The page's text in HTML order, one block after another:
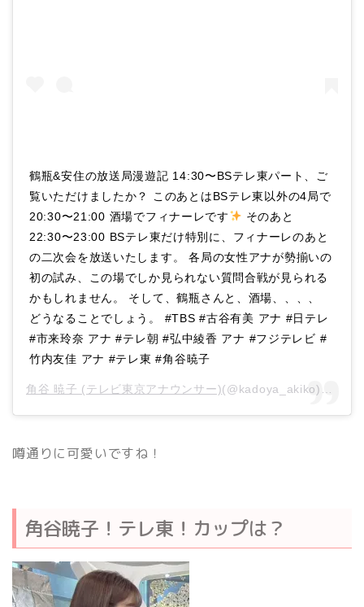
鶴瓶&安住の放送局漫遊記 14:30〜BSテレ東パート、ご
覧いただけましたか？ このあとはBSテレ東以外の4局で
20:30〜21:00 酒場でフィナーレです
そのあと
22:30〜23:00 BSテレ東だけ特別に、フィナーレのあと
の二次会を放送いたします。 各局の女性アナが勢揃いの
初の試み、この場でしか見られない質問合戦が見られる
かもしれません。 そして、鶴瓶さんと、酒場、、、、
どうなることでしょう。 #TBS #古谷有美 アナ #日テレ
#市来玲奈 アナ #テレ朝 #弘中綾香 アナ #フジテレビ #
竹内友佳 アナ #テレ東 #角谷暁子
角谷 暁子 (テレビ東京アナウンサー)(@kadoya_akiko)がシェアした投稿 –
噂通りに可愛いですね！
角谷暁子！テレ東！カップは？